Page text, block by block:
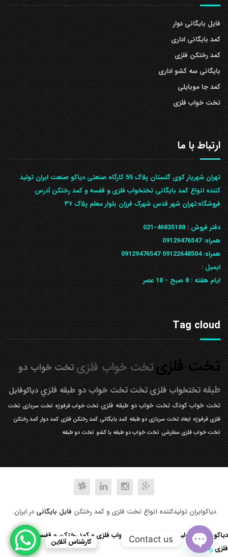
فایل بایگانی دوار
کمد بایگانی اداری
کمد رختکن فلزی
بایگانی سه کشو اداری
کمد جا موبایلی
تخت خواب فلزی
ارتباط با ما
تهران شهریار کوی گلستان پلاک 55 کارگاه صنعتی دیاکو صنعت ایران تولید
کننده انواع کمد بایگانی تختخواب فلزی و قفسه و کمد رختکن آدرس
ف‍روشگاه:تهران شهر قدس شهرک فرزان بلوار معلم پلاک ۳۷
دفتر فروش :46835188-021
همراه:09129476547
همراه: 09122648504
09129476547
ایمیل :
ایام هفته :8 صبح - 18 عصر
Tag cloud
تخت فلزیتخت خواب فلزیتخت خواب دو
طبقه تختخواب فلزیتختتخت خواب دو طبقه فلزيدیاکوفایل
تخت خواب کودک تخت خواب دو طبقه فلزی تخت خواب فرفوژه تخت سربازی تخت
فلزی فرفوژه ابعاد تخت سربازی دو طبقه کمد بایگانی کمد رختکن فلزی کمد دوار کمد رختکن
تخت خواب فلزی سفارشی تخت خواب دو طبقه با کشو تخت دو طبقه
دیاکوایران تولیدکننده انواع تخت فلزی و کمد رختکن فایل بایگانی در ایران.
کارشناس آنلاین
دیاکو صنعت تولید کننده انواع تخت خواب فلزی و کمد رختکن و قفسه کتابخانه
فلزی رد کردن
Contact us